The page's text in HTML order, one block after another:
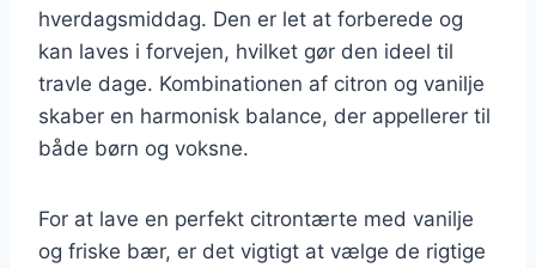
hverdagsmiddag. Den er let at forberede og
kan laves i forvejen, hvilket gør den ideel til
travle dage. Kombinationen af citron og vanilje
skaber en harmonisk balance, der appellerer til
både børn og voksne.
For at lave en perfekt citrontærte med vanilje
og friske bær, er det vigtigt at vælge de rigtige